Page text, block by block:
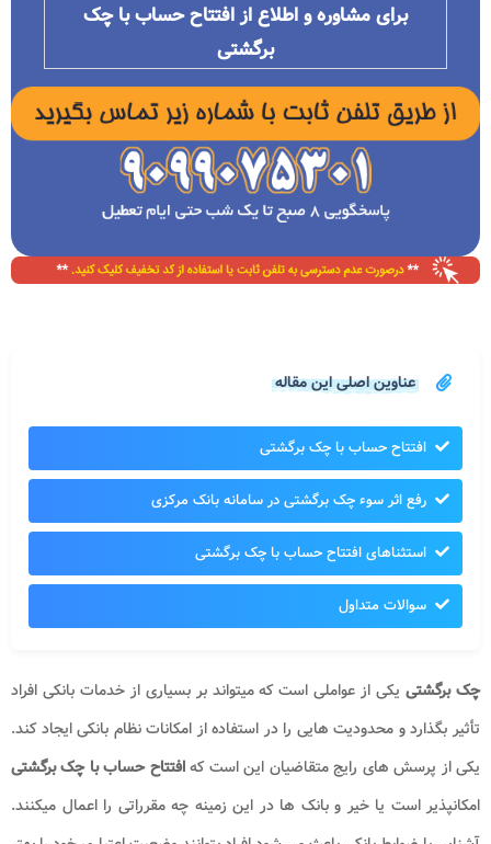
برای مشاوره و اطلاع از افتتاح حساب با چک
برگشتی
عناوین اصلی این مقاله
افتتاح حساب با چک برگشتی
رفع اثر سوء چک برگشتی در سامانه بانک مرکزی
استثناهای افتتاح حساب با چک برگشتی
سوالات متداول
چک برگشتی یکی از عواملی است که میتواند بر بسیاری از خدمات بانکی افراد
تأثیر بگذارد و محدودیت هایی را در استفاده از امکانات نظام بانکی ایجاد کند.
یکی از پرسش های رایج متقاضیان این است کهافتتاح حساب با چک برگشتی
امکانپذیر است یا خیر و بانک ها در این زمینه چه مقرراتی را اعمال میکنند.